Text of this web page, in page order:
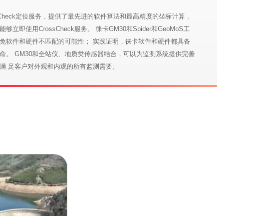
定位服务，提供了最先进的软件算法和最高精度的坐标计算，
够立即使用CrossCheck服务。 徕卡GM30和Spider和GeoMoS工
软件和硬件不匹配的可能性； 实践证明，徕卡软件和硬件都具备
。 GM30和全站仪、地质类传感器结合，可以为监测系统提供完善
足客户对外观和内观的所有监测需要。